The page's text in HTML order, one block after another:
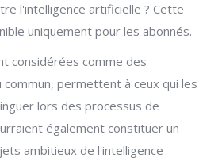
l'intelligence artificielle ? Cette
uniquement pour les abonnés.
considérées comme des
permettent à ceux qui les
lors des processus de
également constituer un
ambitieux de l'intelligence